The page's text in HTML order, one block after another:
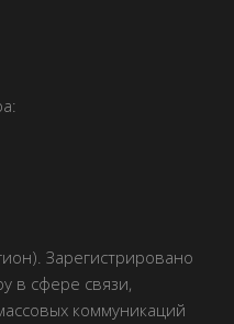
Зарегистрировано
в сфере связи,
коммуникаций